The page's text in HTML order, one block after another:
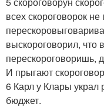
всех скороговорок
выскороговорил, что
перескороговоришь,
И прыгают
6 Карл у Клары украл
бюджет.